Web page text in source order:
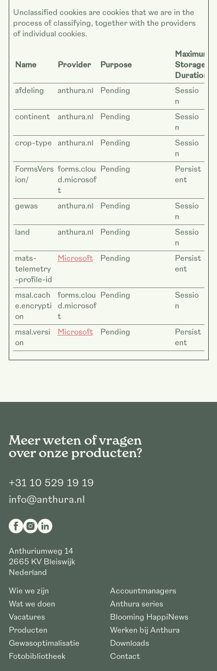
Unclassified cookies are cookies that we are in the
process of classifying, together with the providers
of individual cookies.
Name Provider Purpose
Maximum
Storage
Duration
afdeling
anthura.nl Pending
Sessio
n
continent
anthura.nl Pending
Sessio
n
crop-type
anthura.nl Pending
Sessio
n
FormsVers
ion/
forms.clou
d.microsof
t
Pending
Persist
ent
gewas anthura.nl Pending
Sessio
n
land
anthura.nl Pending
Sessio
n
mats-
telemetry
-profile-id
Microsoft Pending
Persist
ent
msal.cach
e.encrypti
on
forms.clou
d.microsof
t
Pending
Sessio
n
msal.versi
on
Microsoft Pending
Persist
ent
Meer weten of vragen
over onze producten?
+31 10 529 19 19
info@anthura.nl
Anthuriumweg 14
2665 KV Bleiswijk
Nederland
Wie we zijn
Wat we doen
Vacatures
Producten
Gewasoptimalisatie
Fotobibliotheek
Accountmanagers
Anthura series
Blooming HappiNews
Werken bij Anthura
Downloads
Contact